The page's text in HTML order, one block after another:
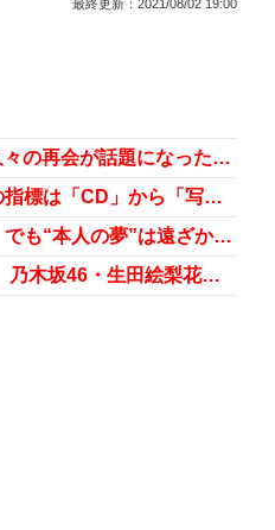
最終更新： 2021/08/02 19:00
乃木坂46と“元乃木坂46”がテレビでばったり共演!? 久々の再会が話題になった芸能人たち
乃木坂46・生田絵梨花の写真集が30万部突破！ 人気の指標は「CD」から「写真集」にシフトか
乃木坂46・生田絵梨花の写真集が30万超の大ヒット！ でも“本人の夢”は遠ざかるばかり？
橋本環奈写真集“悪徳商法”でも初週8,560部の大惨敗！ 乃木坂46・生田絵梨花に遠く及ばず……